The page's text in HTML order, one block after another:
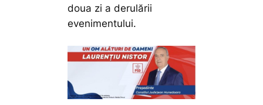
doua zi a derulării
evenimentului.